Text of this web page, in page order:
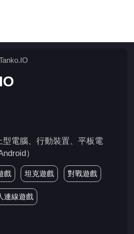
電腦、行動裝置、平板電
）
戲 坦克遊戲 對戰遊戲
連線遊戲